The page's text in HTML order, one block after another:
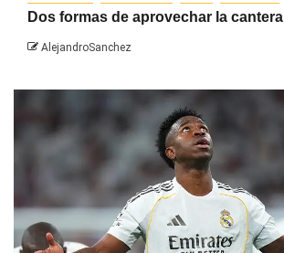
Dos formas de aprovechar la cantera
AlejandroSanchez